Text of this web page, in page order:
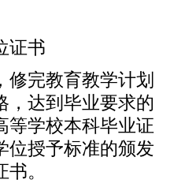
证书
修完教育教学计划
，达到毕业要求的
等学校本科毕业证
位授予标准的颁发
。